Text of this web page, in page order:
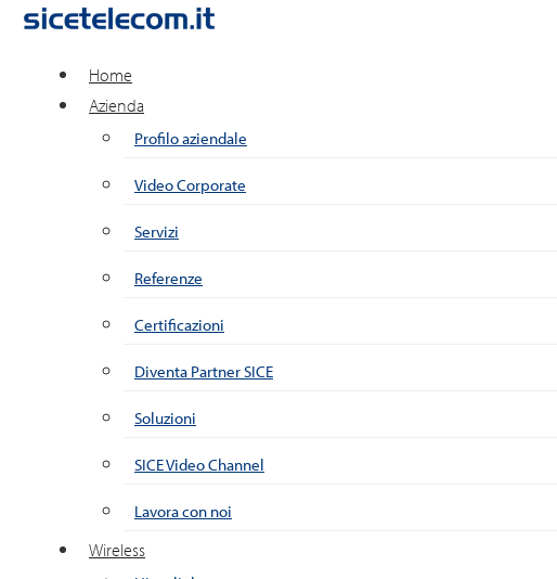
Home
Azienda
Profilo aziendale
Video Corporate
Servizi
Referenze
Certificazioni
Diventa Partner SICE
Soluzioni
SICE Video Channel
Lavora con noi
Wireless